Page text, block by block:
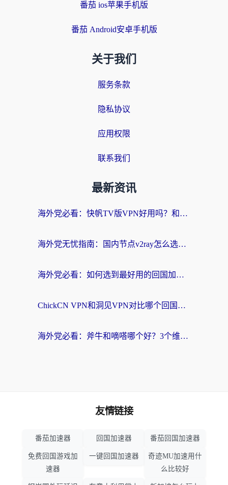
番茄 ios苹果手机版
番茄 Android安卓手机版
关于我们
服务条款
隐私协议
应用权限
联系我们
最新资讯
海外党必看：快帆TV版VPN好用吗？和快游VPN对比哪个回国效果更好？附实用避坑指南
海外党无忧指南：国内节点v2ray怎么选？一键回国VPN+多场景实测帮你避坑
海外党必看：如何选到最好用的回国加速器？从节点到售后的全维度指南
ChickCN VPN和洞见VPN对比哪个回国效果更好？海外党亲测3款加速器+避坑指南
海外党必看：斧牛和嘀嗒哪个好？3个维度教你选对回国加速器
友情链接
番茄加速器 回国加速器 番茄回国加速器
免费回国游戏加
速器
一键回国加速器
奇迹MU加速用什
么比较好